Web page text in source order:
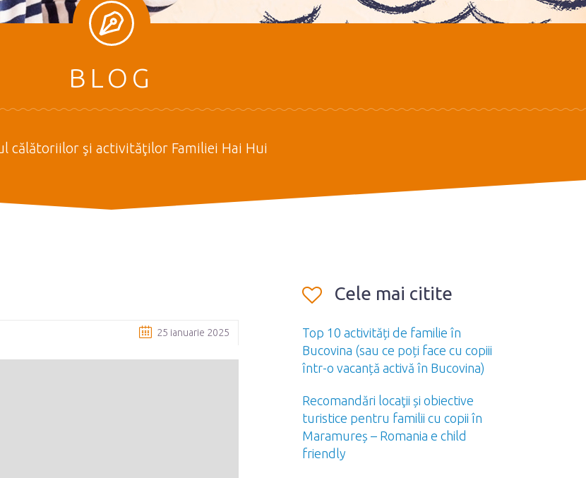
BLOG
călătoriilor şi activităţilor Familiei Hai Hui
25 ianuarie 2025
Cele mai citite
Top 10 activități de familie în
Bucovina (sau ce poți face cu copiii
într-o vacanță activă în Bucovina)
Recomandări locaţii și obiective
turistice pentru familii cu copii în
Maramureș – Romania e child
friendly